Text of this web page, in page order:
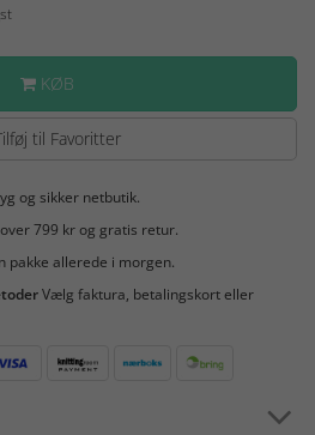
KØB
til Favoritter
og sikker netbutik.
799 kr og gratis retur.
pakke allerede i morgen.
Vælg faktura, betalingskort eller